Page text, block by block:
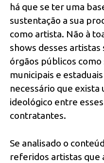
há que se ter uma
sustentação a sua
como artista. Não à
shows desses
órgãos públicos
municipais e
necessário que exista
ideológico entre
contratantes.
Se analisado o
referidos artistas que